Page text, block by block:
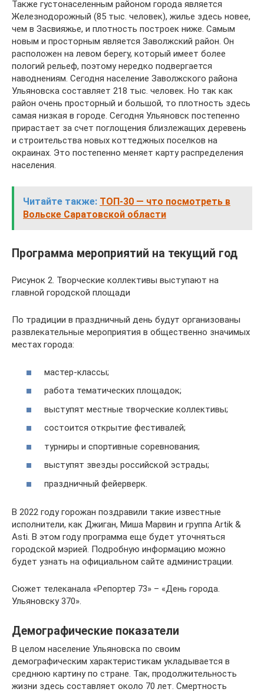
Также густонаселенным районом города является
Железнодорожный (85 тыс. человек), жилье здесь новее,
чем в Засвияжье, и плотность построек ниже. Самым
новым и просторным является Заволжский район. Он
расположен на левом берегу, который имеет более
пологий рельеф, поэтому нередко подвергается
наводнениям. Сегодня население Заволжского района
Ульяновска составляет 218 тыс. человек. Но так как
район очень просторный и большой, то плотность здесь
самая низкая в городе. Сегодня Ульяновск постепенно
прирастает за счет поглощения близлежащих деревень
и строительства новых коттеджных поселков на
окраинах. Это постепенно меняет карту распределения
населения.
Читайте также: ТОП-30 — что посмотреть в
Вольске Саратовской области
Программа мероприятий на текущий год
Рисунок 2. Творческие коллективы выступают на
главной городской площади
По традиции в праздничный день будут организованы
развлекательные мероприятия в общественно значимых
местах города:
мастер-классы;
работа тематических площадок;
выступят местные творческие коллективы;
состоится открытие фестивалей;
турниры и спортивные соревнования;
выступят звезды российской эстрады;
праздничный фейерверк.
В 2022 году горожан поздравили такие известные
исполнители, как Джиган, Миша Марвин и группа Artik &
Asti. В этом году программа еще будет уточняться
городской мэрией. Подробную информацию можно
будет узнать на официальном сайте администрации.
Сюжет телеканала «Репортер 73» – «День города.
Ульяновску 370».
Демографические показатели
В целом население Ульяновска по своим
демографическим характеристикам укладывается в
среднюю картину по стране. Так, продолжительность
жизни здесь составляет около 70 лет. Смертность